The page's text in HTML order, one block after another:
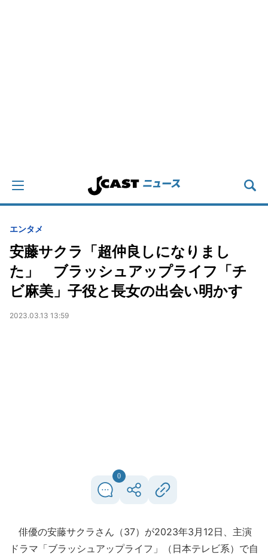
エンタメ
安藤サクラ「超仲良しになりまし
た」 ブラッシュアップライフ「チ
ビ麻美」子役と長女の出会い明かす
2023.03.13 13:59
0
俳優の安藤サクラさん（37）が2023年3月12日、主演
ドラマ「ブラッシュアップライフ」（日本テレビ系）で自